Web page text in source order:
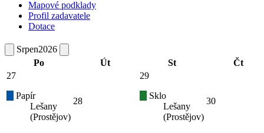
Mapové podklady
Profil zadavatele
Dotace
Srpen2026
Po
Út St
Čt
27
Papír
Lešany
(Prostějov)
28
29
Sklo
Lešany
(Prostějov)
30